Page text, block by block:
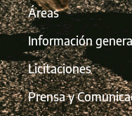
Áreas
Información
Licitaciones
Prensa y